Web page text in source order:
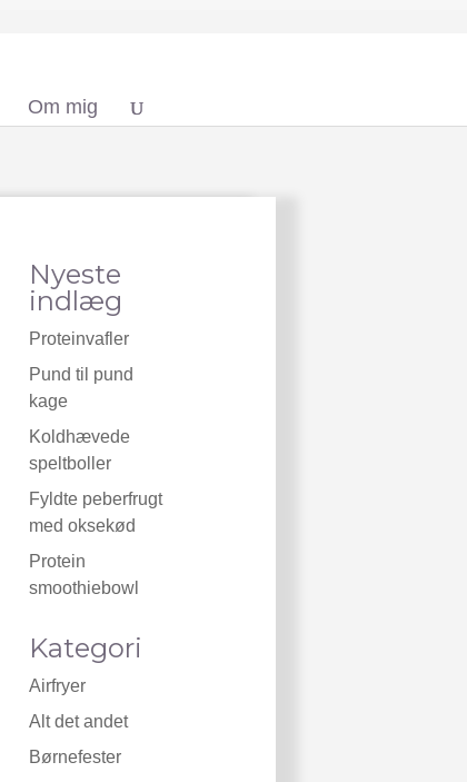
Om mig
Nyeste
indlæg
Proteinvafler
Pund til pund
kage
Koldhævede
speltboller
Fyldte peberfrugt
med oksekød
Protein
smoothiebowl
Kategori
Airfryer
Alt det andet
Børnefester